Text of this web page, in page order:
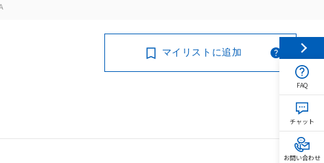
マイリストに追加
FAQ
チャット
お問い合わせ